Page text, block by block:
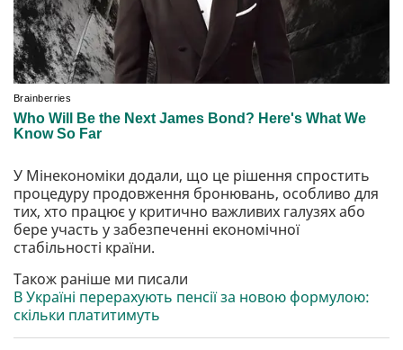
У Мінекономіки додали, що це рішення спростить
процедуру продовження бронювань, особливо для
тих, хто працює у критично важливих галузях або
бере участь у забезпеченні економічної
стабільності країни.
Також раніше ми писали
В Україні перерахують пенсії за новою формулою:
скільки платитимуть